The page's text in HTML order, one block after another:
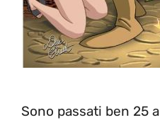
Sono passati ben 25